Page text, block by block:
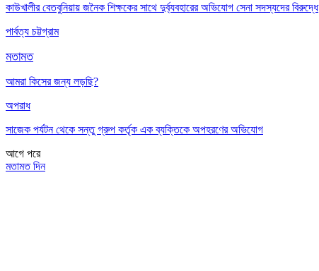
কাউখালীর বেতবুনিয়ায় জনৈক শিক্ষকের সাথে দুর্ব্যবহারের অভিযোগ সেনা সদস্যদের বিরুদ্ধে
পার্বত্য চট্টগ্রাম
মতামত
আমরা কিসের জন্য লড়ছি?
অপরাধ
সাজেক পর্যটন থেকে সন্তু গ্রুপ কর্তৃক এক ব্যক্তিকে অপহরণের অভিযোগ
আগে পরে
মতামত দিন